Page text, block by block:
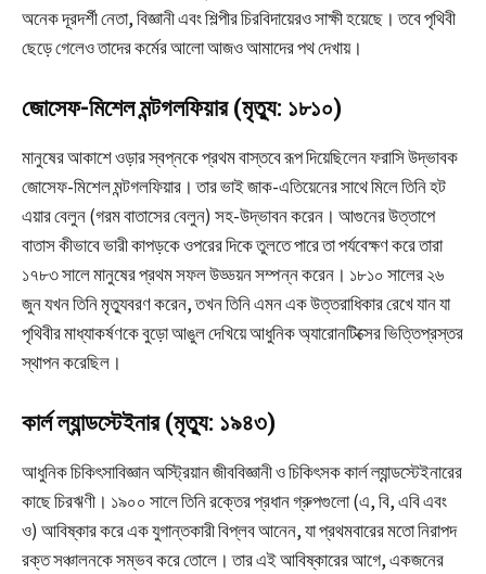
অনেক দূরদর্শী নেতা, বিজ্ঞানী এবং শিল্পীর চিরবিদায়েরও সাক্ষী হয়েছে। তবে পৃথিবী
ছেড়ে গেলেও তাদের কর্মের আলো আজও আমাদের পথ দেখায়।
জোসেফ-মিশেল মন্টগলফিয়ার (মৃত্যু: ১৮১০)
মানুষের আকাশে ওড়ার স্বপ্নকে প্রথম বাস্তবে রূপ দিয়েছিলেন ফরাসি উদ্ভাবক
জোসেফ-মিশেল মন্টগলফিয়ার। তার ভাই জাক-এতিয়েনের সাথে মিলে তিনি হট
এয়ার বেলুন (গরম বাতাসের বেলুন) সহ-উদ্ভাবন করেন। আগুনের উত্তাপে
বাতাস কীভাবে ভারী কাপড়কে ওপরের দিকে তুলতে পারে তা পর্যবেক্ষণ করে তারা
১৭৮৩ সালে মানুষের প্রথম সফল উড্ডয়ন সম্পন্ন করেন। ১৮১০ সালের ২৬
জুন যখন তিনি মৃত্যুবরণ করেন, তখন তিনি এমন এক উত্তরাধিকার রেখে যান যা
পৃথিবীর মাধ্যাকর্ষণকে বুড়ো আঙুল দেখিয়ে আধুনিক অ্যারোনটিক্সের ভিত্তিপ্রস্তর
স্থাপন করেছিল।
কার্ল ল্যান্ডস্টেইনার (মৃত্যু: ১৯৪৩)
আধুনিক চিকিৎসাবিজ্ঞান অস্ট্রিয়ান জীববিজ্ঞানী ও চিকিৎসক কার্ল ল্যান্ডস্টেইনারের
কাছে চিরঋণী। ১৯০০ সালে তিনি রক্তের প্রধান গ্রুপগুলো (এ, বি, এবি এবং
ও) আবিষ্কার করে এক যুগান্তকারী বিপ্লব আনেন, যা প্রথমবারের মতো নিরাপদ
রক্ত সঞ্চালনকে সম্ভব করে তোলে। তার এই আবিষ্কারের আগে, একজনের